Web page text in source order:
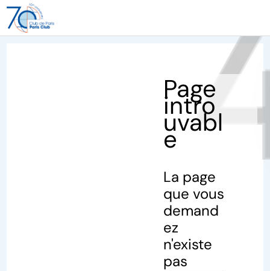
Page
intro
uvabl
e
La page
que vous
demand
ez
n'existe
pas